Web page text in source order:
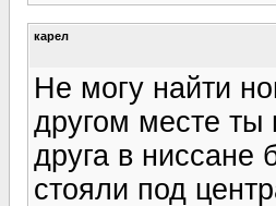
карел
Не могу найти
другом месте ты
друга в ниссане
стояли под